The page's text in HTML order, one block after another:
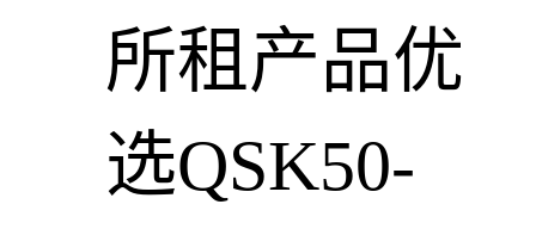
所租产品优
选QSK50-